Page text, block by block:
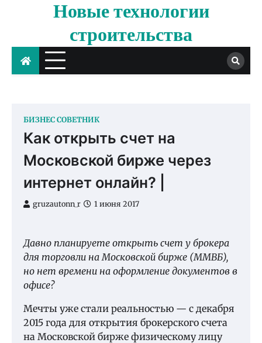
Новые технологии
строительства
БИЗНЕС СОВЕТНИК
Как открыть счет на
Московской бирже через
интернет онлайн? |
gruzautonn_r 1 июня 2017
Давно планируете открыть счет у брокера
для торговли на Московской бирже (ММВБ),
но нет времени на оформление документов в
офисе?
Мечты уже стали реальностью — с декабря
2015 года для открытия брокерского счета
на Московской бирже физическому лицу